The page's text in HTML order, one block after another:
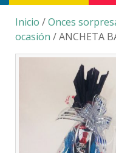
Inicio /Onces
ocasión / ANCHETA